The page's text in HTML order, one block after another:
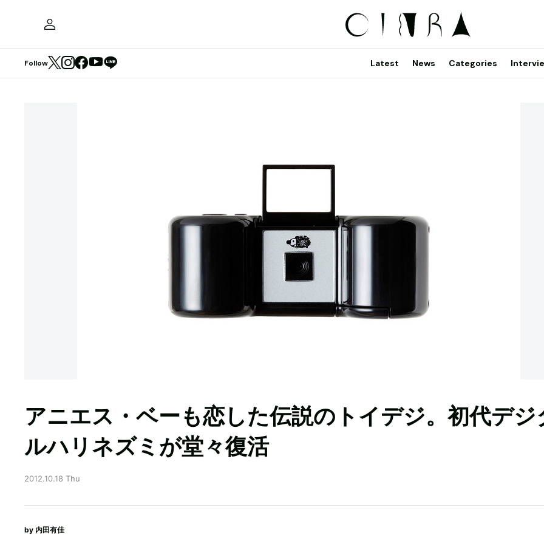
Follow Latest News Categories
アニエス・ベーも恋した伝説のトイデジ。初代デジ
ルハリネズミが堂々復活
2012.10.18 Thu
by 内田有佳